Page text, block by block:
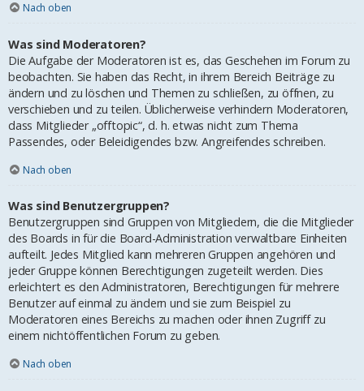
Nach oben
Was sind Moderatoren?
Die Aufgabe der Moderatoren ist es, das Geschehen im Forum zu
beobachten. Sie haben das Recht, in ihrem Bereich Beiträge zu
ändern und zu löschen und Themen zu schließen, zu öffnen, zu
verschieben und zu teilen. Üblicherweise verhindern Moderatoren,
dass Mitglieder „offtopic“, d. h. etwas nicht zum Thema
Passendes, oder Beleidigendes bzw. Angreifendes schreiben.
Nach oben
Was sind Benutzergruppen?
Benutzergruppen sind Gruppen von Mitgliedern, die die Mitglieder
des Boards in für die Board-Administration verwaltbare Einheiten
aufteilt. Jedes Mitglied kann mehreren Gruppen angehören und
jeder Gruppe können Berechtigungen zugeteilt werden. Dies
erleichtert es den Administratoren, Berechtigungen für mehrere
Benutzer auf einmal zu ändern und sie zum Beispiel zu
Moderatoren eines Bereichs zu machen oder ihnen Zugriff zu
einem nichtöffentlichen Forum zu geben.
Nach oben